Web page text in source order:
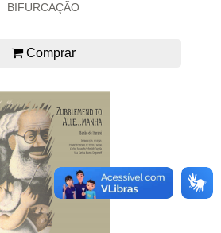
BIFURCAÇÃO
Comprar